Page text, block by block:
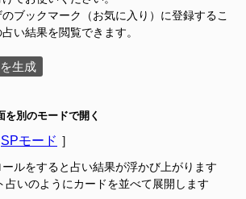
ブックマーク（お気に入り）に登録するこ
い結果を閲覧できます。
生成
を別のモードで開く
SPモード ］
ルをすると占い結果が浮かび上がります
占いのようにカードを並べて展開します